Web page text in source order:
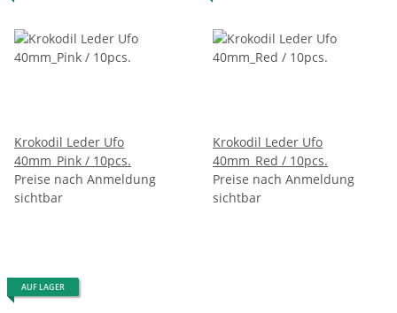
Krokodil Leder Ufo
40mm_Pink / 10pcs.
Preise nach Anmeldung
sichtbar
Krokodil Leder Ufo
40mm_Red / 10pcs.
Preise nach Anmeldung
sichtbar
AUF LAGER